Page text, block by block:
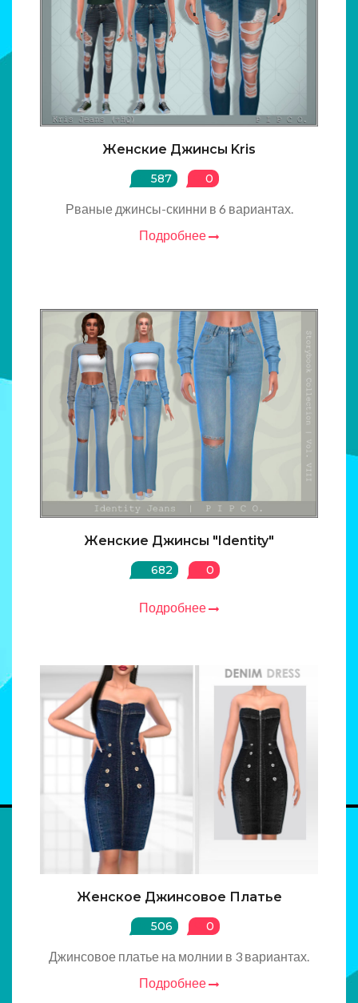
Женские Джинсы Kris
587 0
Рваные джинсы-скинни в 6 вариантах.
Подробнее
Женские Джинсы "Identity"
682 0
Подробнее
Женское Джинсовое Платье
506 0
Джинсовое платье на молнии в 3 вариантах.
Подробнее